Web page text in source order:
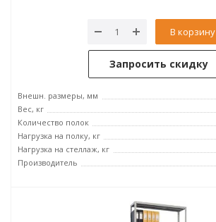
В корзину
Запросить скидку
Внешн. размеры, мм
Вес, кг
Количество полок
Нагрузка на полку, кг
Нагрузка на стеллаж, кг
Производитель